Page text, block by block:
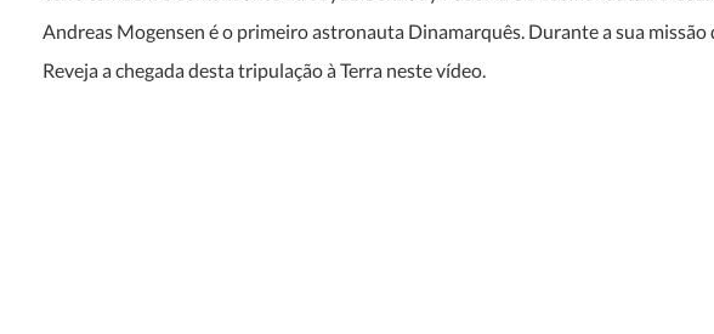
Andreas Mogensen é o primeiro astronauta Dinamarquês. Durante a sua
Reveja a chegada desta tripulação à Terra neste vídeo.